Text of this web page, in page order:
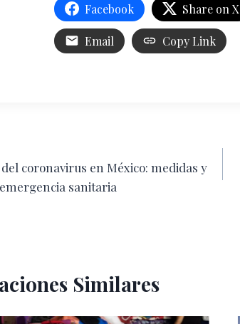
Facebook Share on X
Email Copy Link
coronavirus en México: medidas y
sanitaria
Similares